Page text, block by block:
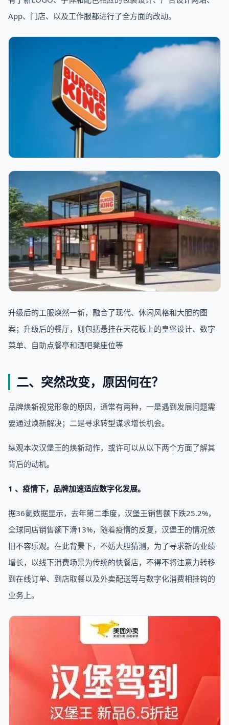
App、门店、以及工作服都进行了全方面的改动。
升级后的工服焕然一新，融合了现代、休闲风格和大胆的图
案；升级后的餐厅，则包括悬挂在天花板上的皇堡设计、数字
菜单、自助点餐亭和酒吧凳座位等
二、突然改变，原因何在？
品牌焕新视觉形象的原因，通常有两种，一是遇到发展问题需
要通过焕新解决；二是寻求转型谋求增长机会。
纵观本次汉堡王的焕新动作，或许可以从以下两个方面了解其
背后的动机。
1 、 疫情下，品牌加速适应数字化发展。
据36氪数据显示，去年第二季度，汉堡王销售额下跌25.2%，
全球同店销售额下滑13%，随着疫情的反复，汉堡王的情况依
旧不容乐观。在此背景下，不妨大胆猜测，为了寻求新的业绩
增长，以线下消费场景为传统的快餐店，不得不将注意力转移
到在线订单、到店取餐以及外卖配送等与数字化消费相挂钩的
业务上。